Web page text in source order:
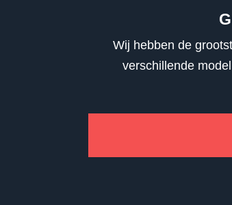
Wij hebben de
verschillende